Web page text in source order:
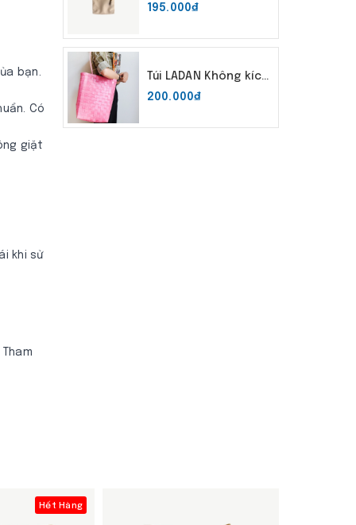
bạn.
Có
giặt
khi sử
195.000₫
Túi LADAN Không kích
thước
200.000₫
Hết Hàng